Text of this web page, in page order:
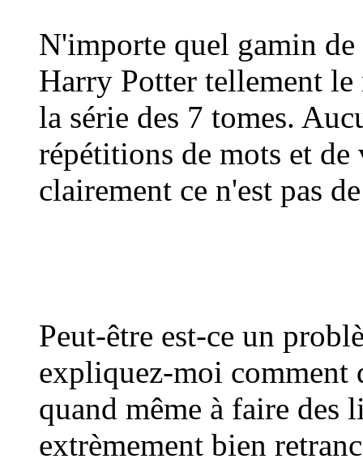
N'importe quel gamin de
Harry Potter tellement le
la série des 7 tomes.
répétitions de mots et de
clairement ce n'est pas
Peut-être est-ce un
expliquez-moi comment
quand même à faire des
extrèmement bien